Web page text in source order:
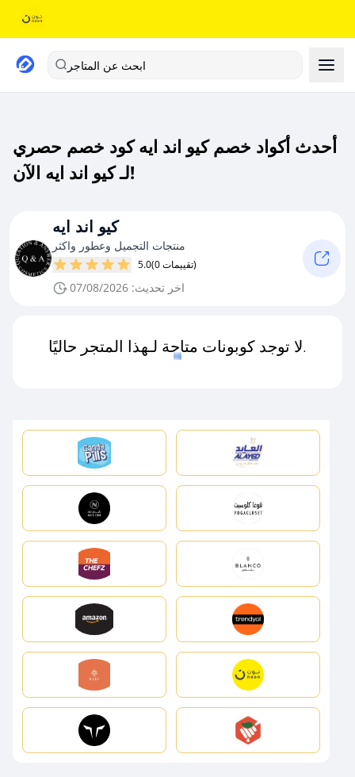
ابحث عن المتاجر
أحدث أكواد خصم كيو اند ايه كود خصم حصري
لـ كيو اند ايه الآن!
كيو اند ايه
منتجات التجميل وعطور واكثر
5.0 (0 تقييمات)
اخر تحديث: 07/08/2026
لا توجد كوبونات متاحة لـهذا المتجر حاليًا.